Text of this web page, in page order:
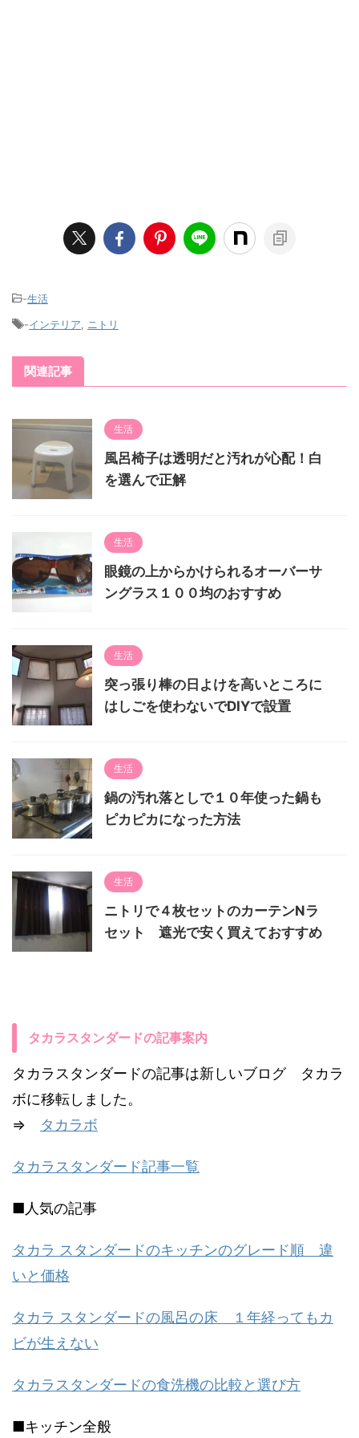
-生活
-インテリア ニトリ
関連記事
生活
風呂椅子は透明だと汚れが心配！白
を選んで正解
生活
眼鏡の上からかけられるオーバーサ
ングラス１００均のおすすめ
生活
突っ張り棒の日よけを高いところに
はしごを使わないでDIYで設置
生活
鍋の汚れ落としで１０年使った鍋も
ピカピカになった方法
生活
ニトリで４枚セットのカーテンNラ
セット 遮光で安く買えておすすめ
タカラスタンダードの記事案内
タカラスタンダードの記事は新しいブログ タカラ
ボに移転しました。
⇒ タカラボ
タカラスタンダード記事一覧
■人気の記事
タカラ スタンダードのキッチンのグレード順 違
いと価格
タカラ スタンダードの風呂の床 １年経ってもカ
ビが生えない
タカラスタンダードの食洗機の比較と選び方
■キッチン全般